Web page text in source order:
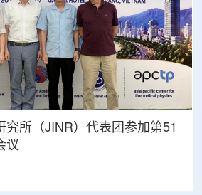
究所（JINR）代表团参加第51
议